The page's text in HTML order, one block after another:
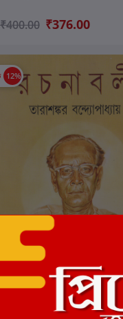
₹400.00 ₹376.00
12%
তারাশঙ্কর বন্দ্যোপাধ্যায় রচনাবলী
তারাশঙ্কর বন্দ্যোপাধ্যায়